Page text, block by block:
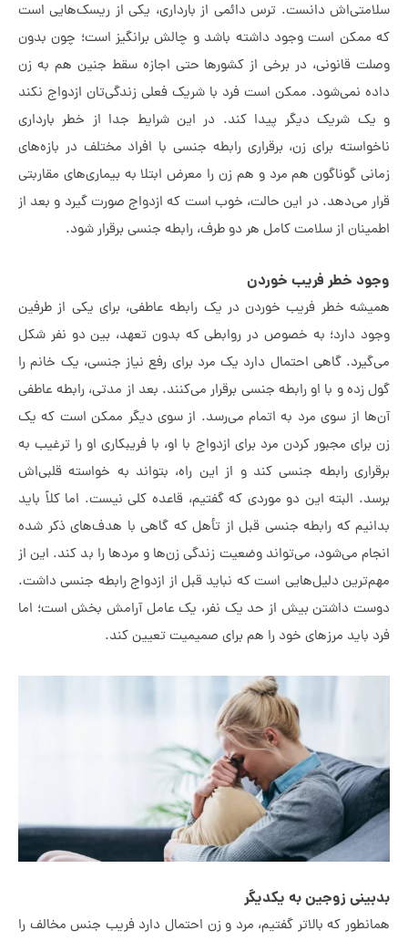
دانست. ترس دائمی از بارداری، یکی از ریسک‌هایی است
ممکن است وجود داشته باشد و چالش برانگیز است؛ چون بدون
قانونی، در برخی از کشورها حتی اجازه سقط جنین هم به زن
نمی‌شود.ممکن است فرد با شریک فعلی زندگی‌تان ازدواج نکند
شریک دیگر پیدا کند. در این شرایطجدا از خطر بارداری
برای زن،برقراری رابطه جنسی با افراد مختلف در بازه‌های
گوناگون هم مرد و هم زن را معرض ابتلا به بیماری‌های مقاربتی
می‌دهد.در این حالت، خوب است که ازدواج صورت گیرد و بعد از
از سلامت کامل هر دو طرف، رابطه جنسی برقرار شود.
خطر فریب خوردن
خطر فریب خوردن در یک رابطه عاطفی، برای یکی از طرفین
دارد؛ به خصوص در روابطی که بدون تعهد، بین دو نفر شکل
گاهی احتمال دارد یک مرد برای رفع نیاز جنسی، یک خانم را
زده و با او رابطه جنسی برقرار می‌کنند. بعد از مدتی، رابطه عاطفی
از سوی مرد به اتمام می‌رسد. از سوی دیگر ممکن است که یک
مجبور کردن مرد برای ازدواج با او، با فریبکاری او را ترغیب به
رابطه جنسی کند و از این راه، بتواند به خواسته قلبی‌اش
البته این دو موردی که گفتیم، قاعده کلی نیست. اما کلاً باید
که رابطه جنسی قبل از تأهل که گاهی با هدف‌های ذکر شده
می‌شود، می‌تواند وضعیت زندگی زن‌ها و مردها را بد کند. این از
دلیل‌هایی است که نباید قبل از ازدواج رابطه جنسی داشت.
داشتن بیش از حد یک نفر، یک عامل آرامش بخش است؛ اما
باید مرزهای خود را هم برای صمیمیت تعیین کند.
زوجین به یکدیگر
که بالاتر گفتیم، مرد و زن احتمال دارد فریب جنس مخالف را